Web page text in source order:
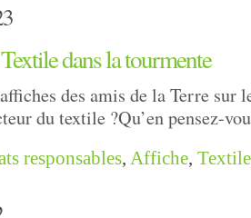
dans la tourmente
des amis de la Terre sur
du textile ?Qu’en pensez-
responsables, Affiche, Textile